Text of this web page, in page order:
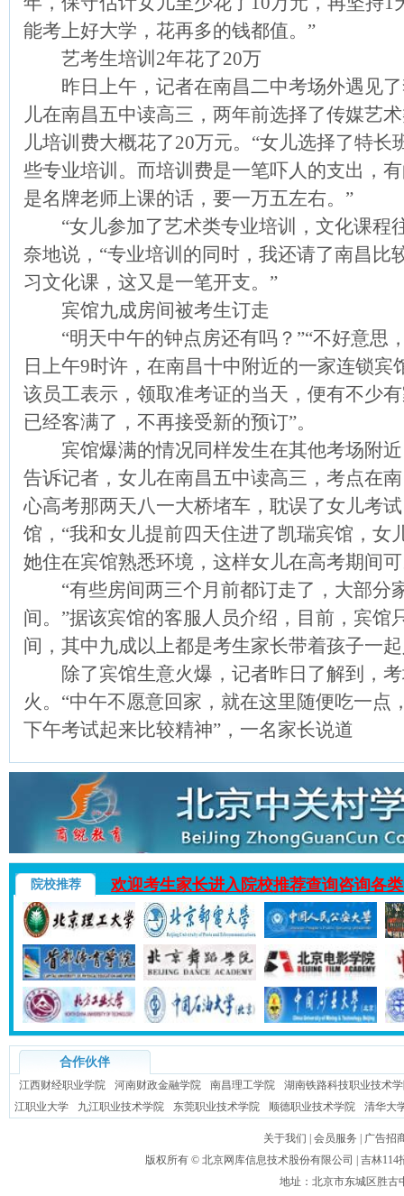
能考上好大学，花再多的钱都值。”
艺考生培训2年花了20万
昨日上午，记者在南昌二中考场外遇见了
儿在南昌五中读高三，两年前选择了传媒艺
儿培训费大概花了20万元。“女儿选择了特
些专业培训。而培训费是一笔吓人的支出，
是名牌老师上课的话，要一万五左右。”
“女儿参加了艺术类专业培训，文化课程
奈地说，“专业培训的同时，我还请了南昌比
习文化课，这又是一笔开支。”
宾馆九成房间被考生订走
“明天中午的钟点房还有吗？”“不好意思
日上午9时许，在南昌十中附近的一家连锁
该员工表示，领取准考证的当天，便有不少
已经客满了，不再接受新的预订”。
宾馆爆满的情况同样发生在其他考场附近
告诉记者，女儿在南昌五中读高三，考点在
心高考那两天八一大桥堵车，耽误了女儿考
馆，“我和女儿提前四天住进了凯瑞宾馆，女
她住在宾馆熟悉环境，这样女儿在高考期间
“有些房间两三个月前都订走了，大部分
间。”据该宾馆的客服人员介绍，目前，宾馆
间，其中九成以上都是考生家长带着孩子一
除了宾馆生意火爆，记者昨日了解到，考
火。“中午不愿意回家，就在这里随便吃一点
下午考试起来比较精神”，一名家长说道
院校推荐 欢迎考生家长进入院校推荐查询咨询各
合作伙伴
江西财经职业学院 河南财政金融学院 南昌理工学院
湖南铁路科技职业技术
江职业大学
九江职业技术学院 东莞职业技术学院 顺德职业技术学院 清华大
关于我们 会员服务
广告招
版权所有 © 北京网库信息技术股份有限公司
| 吉林
地址：北京市东城区胜